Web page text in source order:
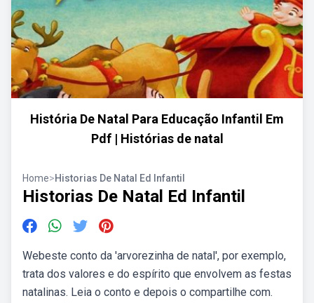
História De Natal Para Educação Infantil Em
Pdf | Histórias de natal
Home>Historias De Natal Ed Infantil
Historias De Natal Ed Infantil
Webeste conto da 'arvorezinha de natal', por exemplo,
trata dos valores e do espírito que envolvem as festas
natalinas. Leia o conto e depois o compartilhe com.